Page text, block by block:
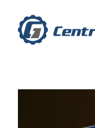
content